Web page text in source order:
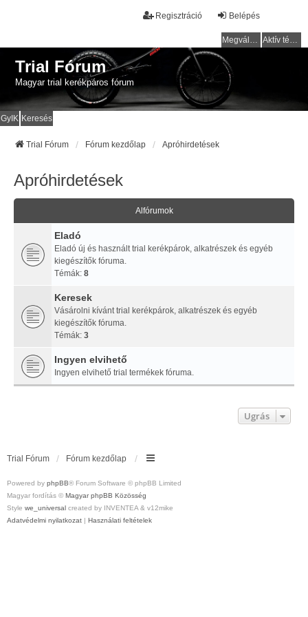
Belépés
Regisztráció
Megválaszolatlan témák Aktív témák
Trial Fórum
Magyar trial kerékpáros fórum
GyIK Keresés
Trial Fórum Fórum kezdőlap Apróhirdetések
Apróhirdetések
Alfórumok
Eladó
Eladó új és használt trial kerékpárok, alkatrészek és egyéb
kiegészítők fóruma.
Témák: 8
Keresek
Vásárolni kívánt trial kerékpárok, alkatrészek és egyéb
kiegészítők fóruma.
Témák: 3
Ingyen elvihető
Ingyen elvihető trial termékek fóruma.
Ugrás
Trial Fórum Fórum kezdőlap
Powered by phpBB® Forum Software © phpBB Limited
Magyar fordítás © Magyar phpBB Közösség
Style we_universal created by INVENTEA & v12mike
Adatvédelmi nyilatkozat | Használati feltételek